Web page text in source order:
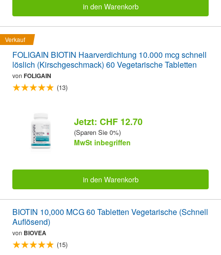
in den Warenkorb
Verkauf
FOLIGAIN BIOTIN Haarverdichtung 10.000 mcg schnell
löslich (Kirschgeschmack) 60 Vegetarische Tabletten
von FOLIGAIN
(13)
Jetzt: CHF 12.70
(Sparen Sie 0%)
MwSt inbegriffen
in den Warenkorb
BIOTIN 10,000 MCG 60 Tabletten Vegetarische (Schnell
Auflösend)
von BIOVEA
(15)